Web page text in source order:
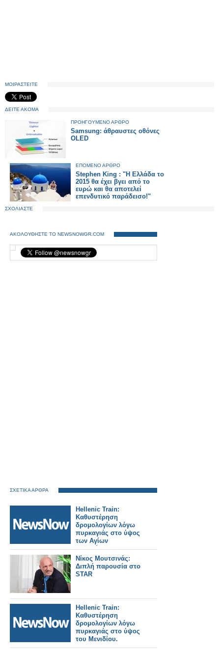
ΜΟΙΡΑΣΤΕΙΤΕ
ΔΕΙΤΕ ΑΚΟΜΑ
ΠΡΟΗΓΟΥΜΕΝΟ ΑΡΘΡΟ
Samsung: άθραυστες οθόνες
OLED
ΕΠΟΜΕΝΟ ΑΡΘΡΟ
Stephen King : "Η Ελλάδα το
2015 θα έχει βγει από το
ευρώ και θα αποτελεί
επενδυτικό παράδεισο!"
ΣΧΟΛΙΑΣΤΕ
ΑΚΟΛΟΥΘΗΣΤΕ ΤΟ NEWSNOWGR.COM
ΣΧΕΤΙΚΑ ΑΡΘΡΑ
Hellenic Train:
Καθυστέρηση
δρομολογίων λόγω
πυρκαγιάς στο ύψος
των Αγίων
Αναργύρων.
Νίκος Μουτσινάς:
Διπλή παρουσία στο
STAR
Hellenic Train:
Καθυστέρηση
δρομολογίων λόγω
πυρκαγιάς στο ύψος
του Μενιδίου.